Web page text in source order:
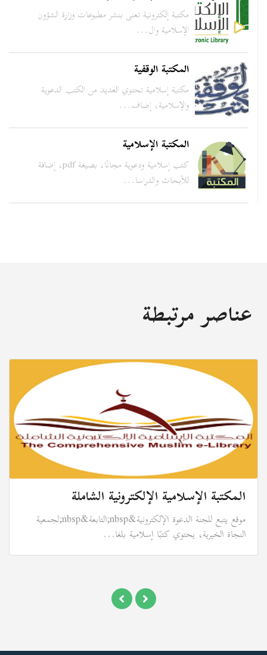
مكتبة إلكترونية تعنى بنشر مطبوعات وزارة الشؤون
الإسلامية وال...
المكتبة الوقفية
مكتبة إسلامية تحتوي العديد من الكتب الدعوية
والإسلامية، إضاف...
المكتبة الإسلامية
كتب إسلامية ودعوية مجانًا، بصيغة pdf، إضافة
للأبحاث والدراسا...
عناصر مرتبطة
المكتبة الإسلامية الإلكترونية الشاملة
موقع يتبع للجنة الدعوة الإلكترونية&nbsp;التابعة&nbsp;لجمعية
النجاة الخيرية، يحتوي كتبًا إسلامية بلغا...